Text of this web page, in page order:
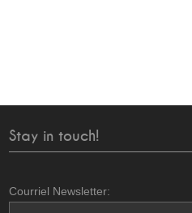
Stay in touch!
Courriel Newsletter: